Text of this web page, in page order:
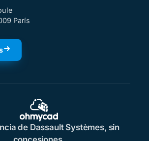
París
de Dassault Systèmes, sin